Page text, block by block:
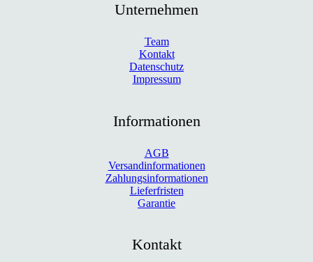
Unternehmen
Team
Kontakt
Datenschutz
Impressum
Informationen
AGB
Versandinformationen
Zahlungsinformationen
Lieferfristen
Garantie
Kontakt